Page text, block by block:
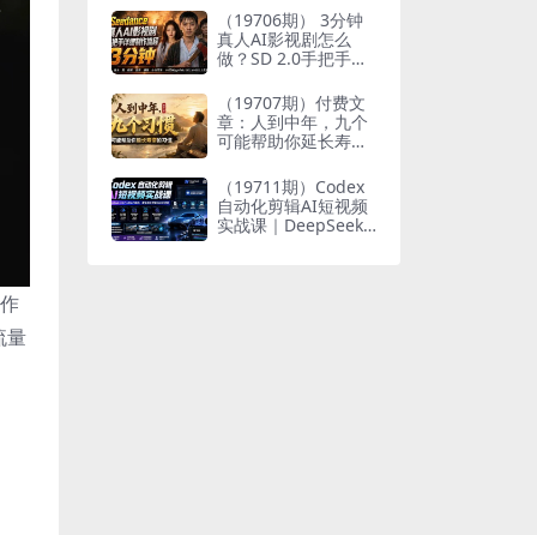
量
个人与家族代际向上
跃升
（19706期） 3分钟
真人AI影视剧怎么
做？SD 2.0手把手完
eld 14天SD 2.0/2.5
无限生成
（19707期）付费文
章：人到中年，九个
可能帮助你延长寿命
（19711期）Codex
自动化剪辑AI短视频
实战课｜DeepSeek